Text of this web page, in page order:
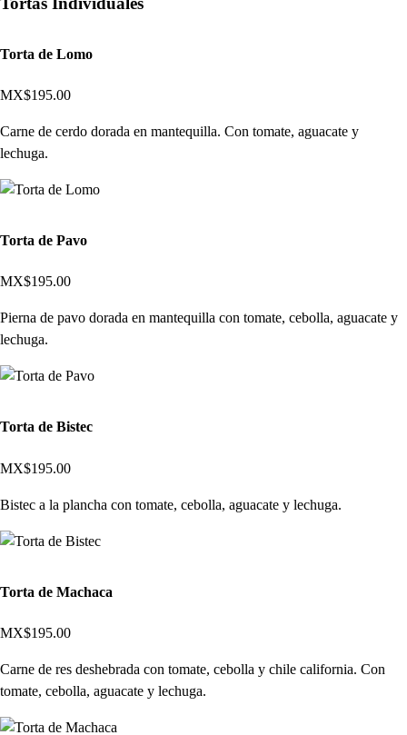
Torta de Lomo
MX$195.00
Carne de cerdo dorada en mantequilla. Con tomate, aguacate y
lechuga.
Torta de Pavo
MX$195.00
Pierna de pavo dorada en mantequilla con tomate, cebolla, aguacate y
lechuga.
Torta de Bistec
MX$195.00
Bistec a la plancha con tomate, cebolla, aguacate y lechuga.
Torta de Machaca
MX$195.00
Carne de res deshebrada con tomate, cebolla y chile california. Con
tomate, cebolla, aguacate y lechuga.